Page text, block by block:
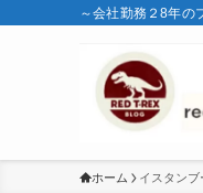
～会社勤務２8年の
ホーム イスタンブ